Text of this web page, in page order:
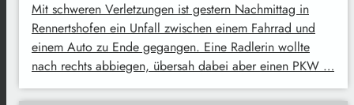
Mit schweren Verletzungen ist gestern Nachmittag in
Rennertshofen ein Unfall zwischen einem Fahrrad und
einem Auto zu Ende gegangen. Eine Radlerin wollte
nach rechts abbiegen, übersah dabei aber einen PKW …